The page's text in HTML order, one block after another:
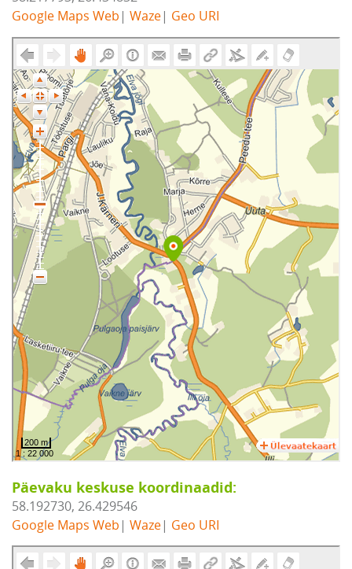
Google Maps Web | Waze| Geo URI
Päevaku keskuse koordinaadid:
58.192730, 26.429546
Google Maps Web | Waze| Geo URI